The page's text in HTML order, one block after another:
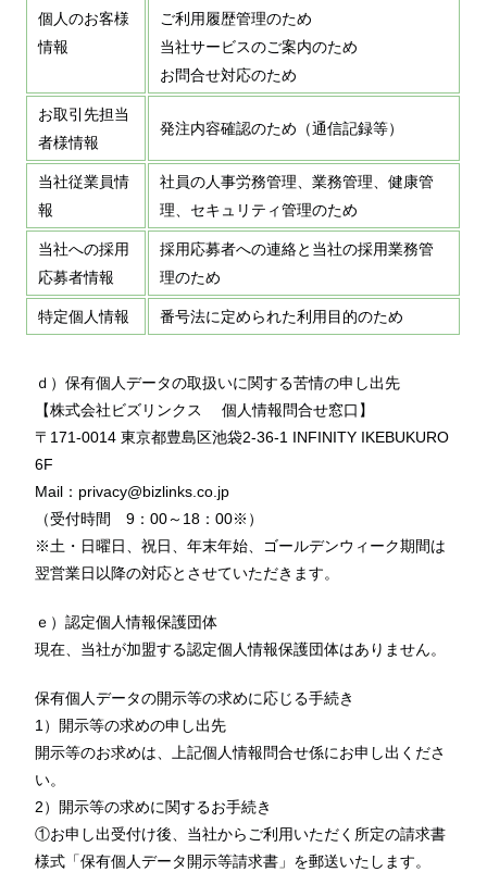
個人のお客様
情報
ご利用履歴管理のため
当社サービスのご案内のため
お問合せ対応のため
お取引先担当
者様情報
発注内容確認のため（通信記録等）
当社従業員情
報
社員の人事労務管理、業務管理、健康管
理、セキュリティ管理のため
当社への採用
応募者情報
採用応募者への連絡と当社の採用業務管
理のため
特定個人情報 番号法に定められた利用目的のため
ｄ）保有個人データの取扱いに関する苦情の申し出先
【株式会社ビズリンクス 個人情報問合せ窓口】
〒171-0014 東京都豊島区池袋2-36-1 INFINITY IKEBUKURO
6F
Mail：privacy@bizlinks.co.jp
（受付時間 9：00～18：00※）
※土・日曜日、祝日、年末年始、ゴールデンウィーク期間は
翌営業日以降の対応とさせていただきます。
ｅ）認定個人情報保護団体
現在、当社が加盟する認定個人情報保護団体はありません。
保有個人データの開示等の求めに応じる手続き
1）開示等の求めの申し出先
開示等のお求めは、上記個人情報問合せ係にお申し出くださ
い。
2）開示等の求めに関するお手続き
①お申し出受付け後、当社からご利用いただく所定の請求書
様式「保有個人データ開示等請求書」を郵送いたします。